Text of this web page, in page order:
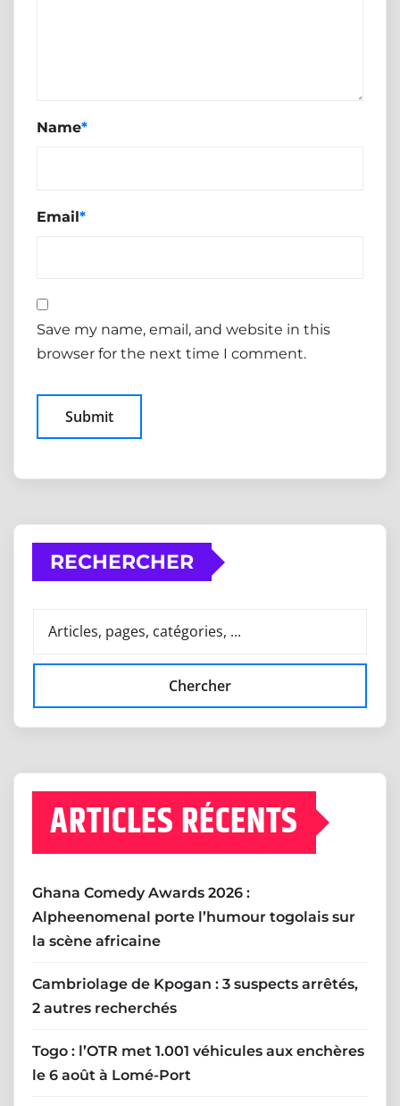
Name*
Email*
Save my name, email, and website in this
browser for the next time I comment.
RECHERCHER
Chercher
ARTICLES RÉCENTS
Ghana Comedy Awards 2026 :
Alpheenomenal porte l’humour togolais sur
la scène africaine
Cambriolage de Kpogan : 3 suspects arrêtés,
2 autres recherchés
Togo : l’OTR met 1.001 véhicules aux enchères
le 6 août à Lomé-Port